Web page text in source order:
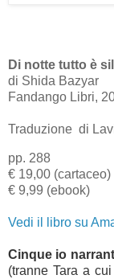
Di notte tutto è
di Shida Bazyar
Fandango Libri,
Traduzione di
pp. 288
€ 19,00 (cartaceo)
€ 9,99 (ebook)
Vedi il libro su
Cinque io
(tranne Tara a